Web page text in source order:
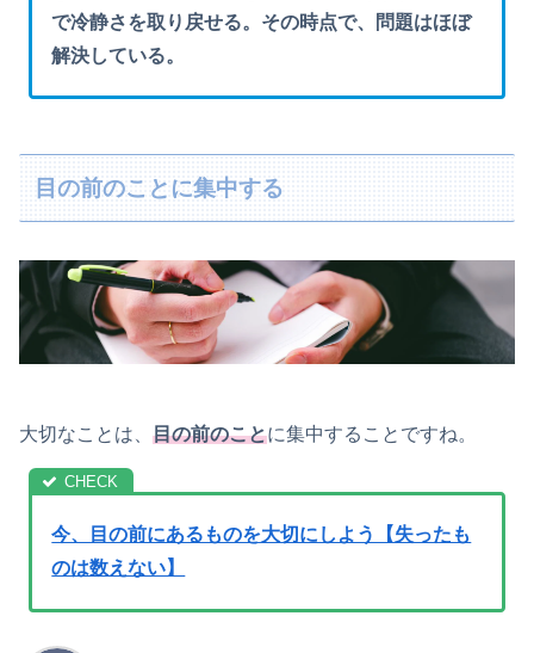
で冷静さを取り戻せる。その時点で、問題はほぼ
解決している。
目の前のことに集中する
大切なことは、 目の前のことに集中することですね。
今、目の前にあるものを大切にしよう【失ったも
のは数えない】